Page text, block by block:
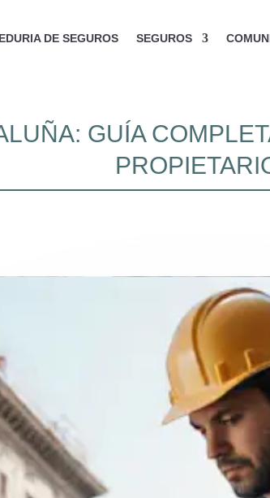
DE SEGUROS SEGUROS
GUÍA